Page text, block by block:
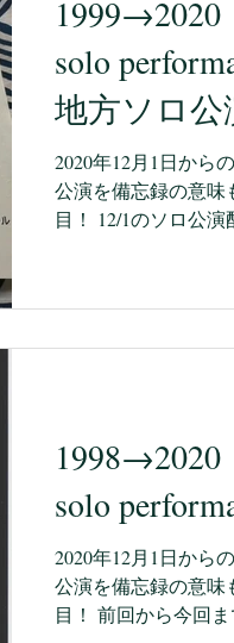
1999→2020
solo
地方ソロ公
2020年12月1日から
公演を備忘録の意味
目！ 12/1のソロ公
1998→2020
solo
2020年12月1日から
公演を備忘録の意味
目！ 前回から今回